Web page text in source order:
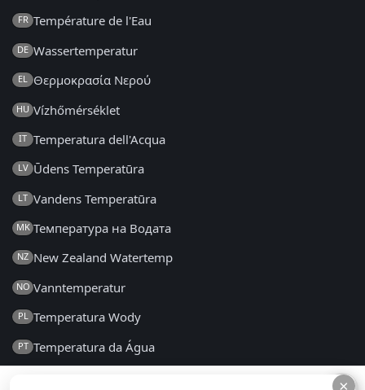
×
FR Température de l'Eau
DE Wassertemperatur
EL Θερμοκρασία Νερού
HU Vízhőmérséklet
IT Temperatura dell'Acqua
LV Ūdens Temperatūra
LT Vandens Temperatūra
MK Температура на Водата
NZ New Zealand Watertemp
NO Vanntemperatur
PL Temperatura Wody
PT Temperatura da Água